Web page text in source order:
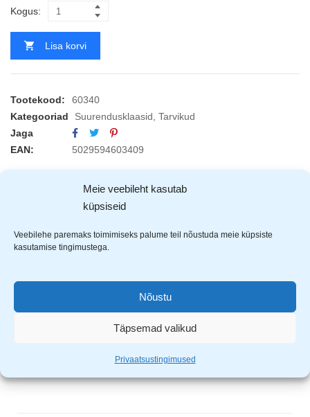
Meie veebileht kasutab
küpsiseid
Veebilehe paremaks toimimiseks palume teil nõustuda meie küpsiste
kasutamise tingimustega.
Nõustu
Täpsemad valikud
Privaatsustingimused
Kogus:
Lisa korvi
Tootekood:
60340
Kategooriad
Suurendusklaasid Tarvikud
Jaga
EAN:
5029594603409
ARVUSTUSED (1)
Rolsonsuurendusklaas
Suurendus – 3 X
Suurendusklaasi läbimõõt: 80mm
Järjepideva põlemise korral on põlemisaeg 5h